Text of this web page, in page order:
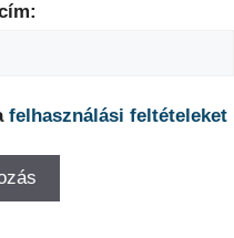
felhasználási feltételeket